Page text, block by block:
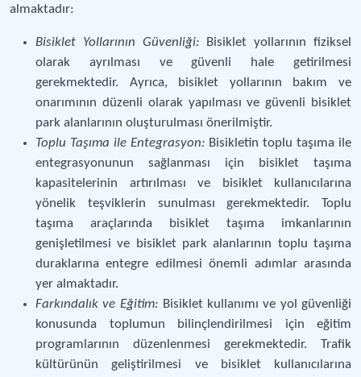
almaktadır:
Bisiklet Yollarının Güvenliği: Bisiklet yollarının fiziksel
olarak ayrılması ve güvenli hale getirilmesi
gerekmektedir. Ayrıca, bisiklet yollarının bakım ve
onarımının düzenli olarak yapılması ve güvenli bisiklet
park alanlarının oluşturulması önerilmiştir.
Toplu Taşıma ile Entegrasyon: Bisikletin toplu taşıma ile
entegrasyonunun sağlanması için bisiklet taşıma
kapasitelerinin artırılması ve bisiklet kullanıcılarına
yönelik teşviklerin sunulması gerekmektedir. Toplu
taşıma araçlarında bisiklet taşıma imkanlarının
genişletilmesi ve bisiklet park alanlarının toplu taşıma
duraklarına entegre edilmesi önemli adımlar arasında
yer almaktadır.
Farkındalık ve Eğitim: Bisiklet kullanımı ve yol güvenliği
konusunda toplumun bilinçlendirilmesi için eğitim
programlarının düzenlenmesi gerekmektedir. Trafik
kültürünün geliştirilmesi ve bisiklet kullanıcılarına